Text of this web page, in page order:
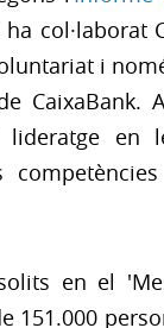
col·laborat
i
en
en el
151.000